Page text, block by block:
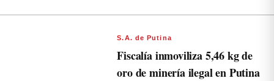
S.A. de Putina
Fiscalía inmoviliza 5,46 kg de
oro de minería ilegal en Putina